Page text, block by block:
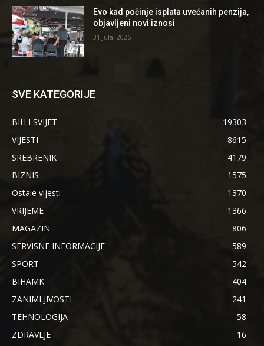
Evo kad počinje isplata uvećanih penzija,
objavljeni novi iznosi
31 Jula, 2026
SVE KATEGORIJE
BIH I SVIJET
19303
VIJESTI
8615
SREBRENIK
4179
BIZNIS
1575
Ostale vijesti
1370
VRIJEME
1366
MAGAZIN
806
SERVISNE INFORMACIJE
589
SPORT
542
BIHAMK
404
ZANIMLJIVOSTI
241
TEHNOLOGIJA
58
ZDRAVLJE
16